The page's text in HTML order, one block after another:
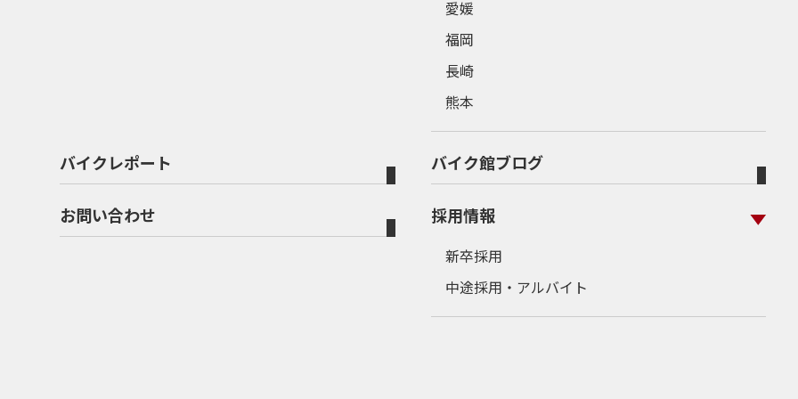
愛媛
福岡
長崎
熊本
バイクレポート バイク館ブログ
お問い合わせ 採用情報
新卒採用
中途採用・アルバイト